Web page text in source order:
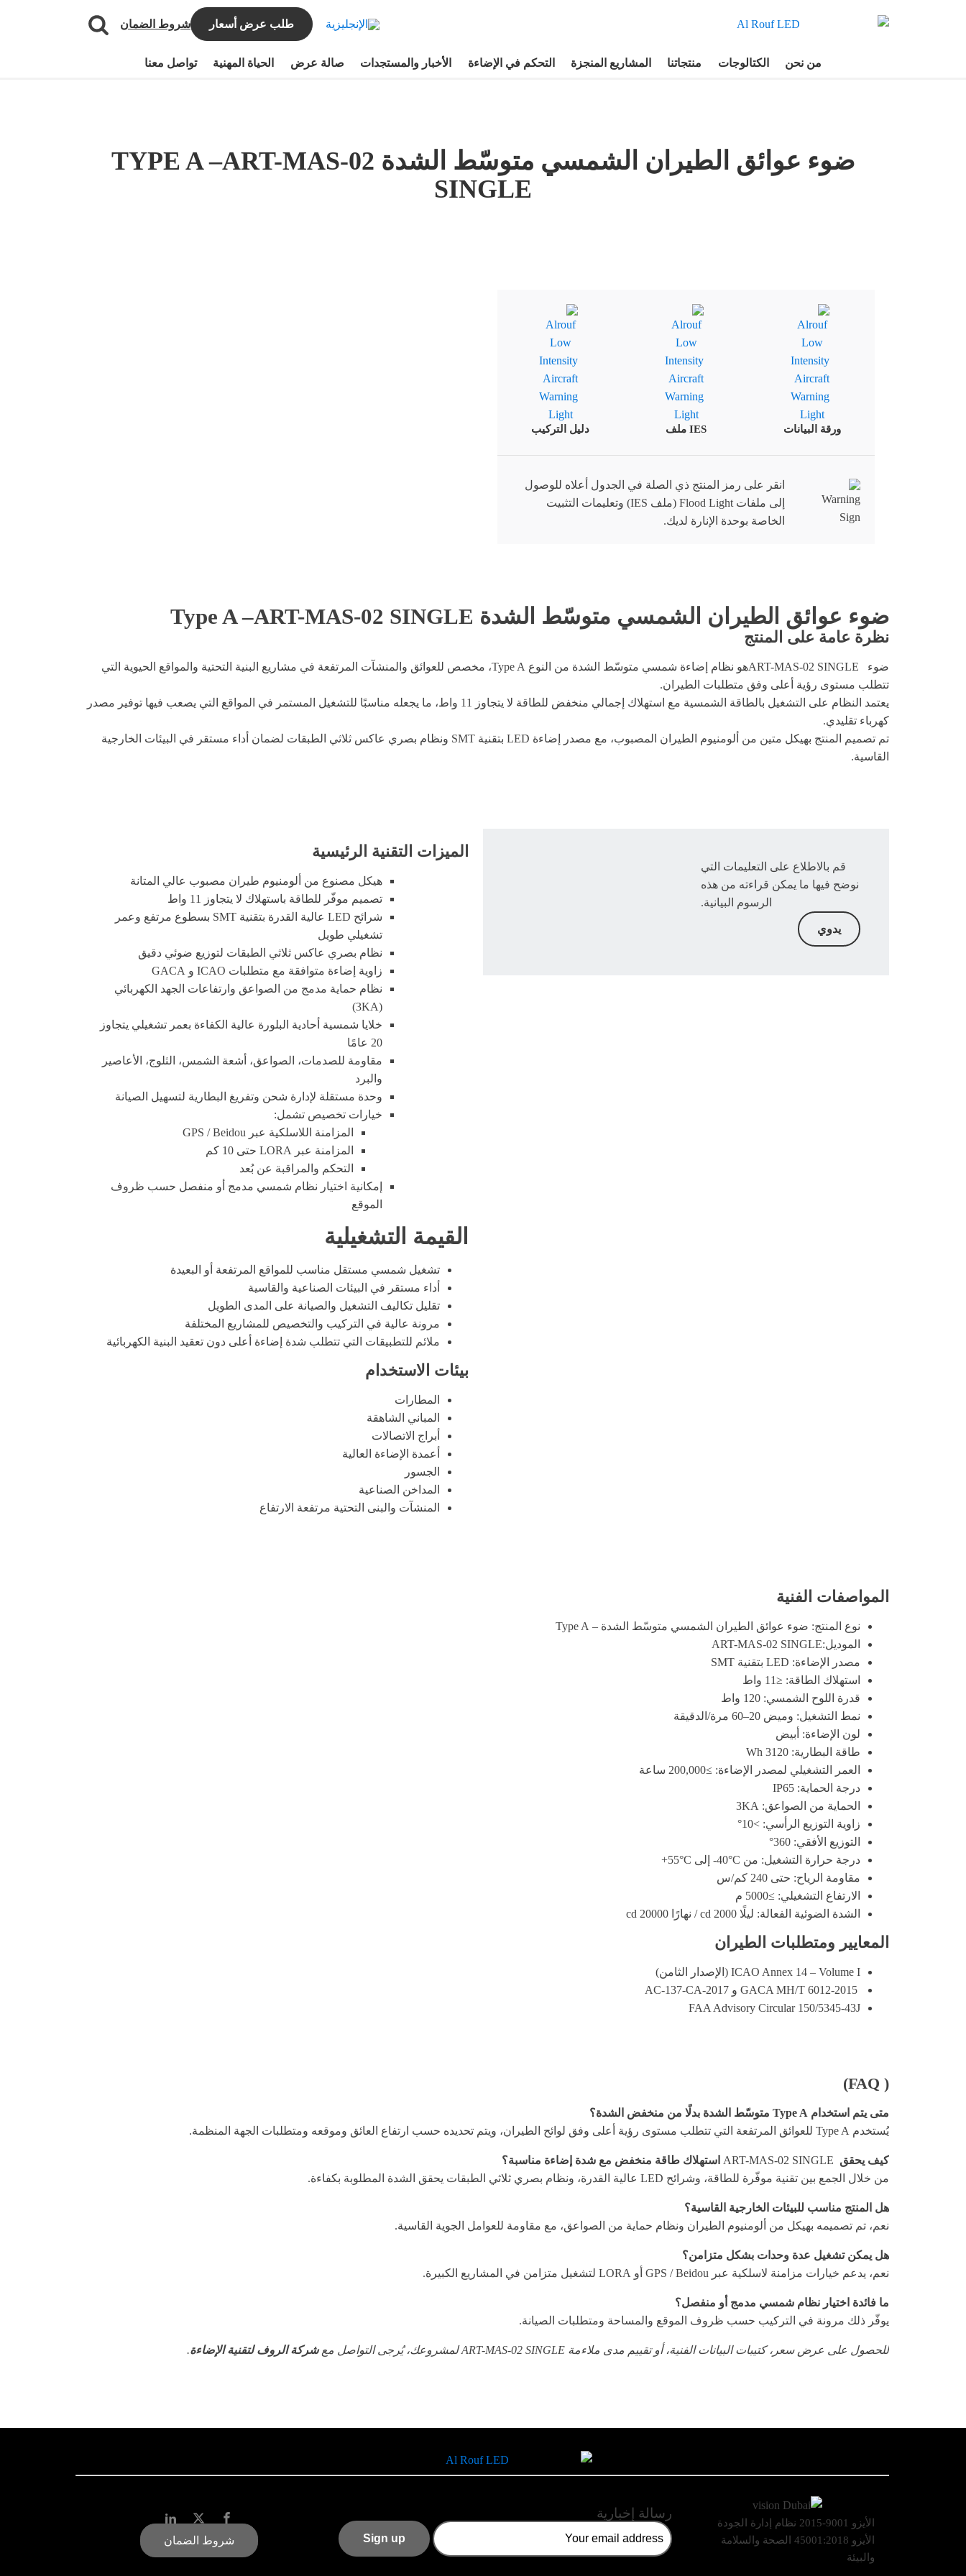
طلب عرض أسعار شروط الضمان
من نحن الكتالوجات منتجاتنا المشاريع المنجزة التحكم في الإضاءة الأخبار والمستجدات صالة عرض الحياة المهنية تواصل معنا
ضوء عوائق الطيران الشمسي متوسّط الشدة TYPE A –ART-MAS-02
SINGLE
ورقة البيانات IES ملف دليل التركيب
انقر على رمز المنتج ذي الصلة في الجدول أعلاه للوصول
إلى ملفات Flood Light (ملف IES) وتعليمات التثبيت
الخاصة بوحدة الإنارة لديك.
ضوء عوائق الطيران الشمسي متوسّط الشدة Type A –ART-MAS-02 SINGLE
نظرة عامة على المنتج
ضوء
ART-MAS-02 SINGLEهو نظام إضاءة شمسي متوسّط الشدة من النوع Type A، مخصص للعوائق والمنشآت المرتفعة في مشاريع البنية التحتية والمواقع الحيوية التي
تتطلب مستوى رؤية أعلى وفق متطلبات الطيران.
يعتمد النظام على التشغيل بالطاقة الشمسية مع استهلاك إجمالي منخفض للطاقة لا يتجاوز 11 واط، ما يجعله مناسبًا للتشغيل المستمر في المواقع التي يصعب فيها توفير مصدر
كهرباء تقليدي.
تم تصميم المنتج بهيكل متين من ألومنيوم الطيران المصبوب، مع مصدر إضاءة LED بتقنية SMT ونظام بصري عاكس ثلاثي الطبقات لضمان أداء مستقر في البيئات الخارجية
القاسية.
الميزات التقنية الرئيسية
هيكل مصنوع من ألومنيوم طيران مصبوب عالي المتانة
تصميم موفّر للطاقة باستهلاك لا يتجاوز 11 واط
شرائح LED عالية القدرة بتقنية SMT بسطوع مرتفع وعمر
تشغيلي طويل
نظام بصري عاكس ثلاثي الطبقات لتوزيع ضوئي دقيق
زاوية إضاءة متوافقة مع متطلبات ICAO و GACA
نظام حماية مدمج من الصواعق وارتفاعات الجهد الكهربائي
(3KA)
خلايا شمسية أحادية البلورة عالية الكفاءة بعمر تشغيلي يتجاوز
20 عامًا
مقاومة للصدمات، الصواعق، أشعة الشمس، الثلوج، الأعاصير
والبرد
وحدة مستقلة لإدارة شحن وتفريغ البطارية لتسهيل الصيانة
خيارات تخصيص تشمل:
المزامنة اللاسلكية عبر GPS / Beidou
المزامنة عبر LORA حتى 10 كم
التحكم والمراقبة عن بُعد
إمكانية اختيار نظام شمسي مدمج أو منفصل حسب ظروف
الموقع
القيمة التشغيلية
تشغيل شمسي مستقل مناسب للمواقع المرتفعة أو البعيدة
أداء مستقر في البيئات الصناعية والقاسية
تقليل تكاليف التشغيل والصيانة على المدى الطويل
مرونة عالية في التركيب والتخصيص للمشاريع المختلفة
ملائم للتطبيقات التي تتطلب شدة إضاءة أعلى دون تعقيد البنية الكهربائية
بيئات الاستخدام
المطارات
المباني الشاهقة
أبراج الاتصالات
أعمدة الإضاءة العالية
الجسور
المداخن الصناعية
المنشآت والبنى التحتية مرتفعة الارتفاع
قم بالاطلاع على التعليمات التي
نوضح فيها ما يمكن قراءته من هذه
الرسوم البيانية.
يدوي
المواصفات الفنية
نوع المنتج: ضوء عوائق الطيران الشمسي متوسّط الشدة – Type A
الموديل:ART-MAS-02 SINGLE
مصدر الإضاءة: LED بتقنية SMT
استهلاك الطاقة: ≤11 واط
قدرة اللوح الشمسي: 120 واط
نمط التشغيل: وميض 20–60 مرة/الدقيقة
لون الإضاءة: أبيض
طاقة البطارية: 3120 Wh
العمر التشغيلي لمصدر الإضاءة: ≥200,000 ساعة
درجة الحماية: IP65
الحماية من الصواعق: 3KA
زاوية التوزيع الرأسي: >10°
التوزيع الأفقي: 360°
درجة حرارة التشغيل: من ‎-40°C إلى ‎+55°C
مقاومة الرياح: حتى 240 كم/س
الارتفاع التشغيلي: ≥5000 م
الشدة الضوئية الفعالة: ليلًا 2000 cd / نهارًا 20000 cd
المعايير ومتطلبات الطيران
ICAO Annex 14 – Volume I (الإصدار الثامن)
FAA Advisory Circular 150/5345-43J
( FAQ)
متى يتم استخدام Type A متوسّط الشدة بدلًا من منخفض الشدة؟
يُستخدم Type A للعوائق المرتفعة التي تتطلب مستوى رؤية أعلى وفق لوائح الطيران، ويتم تحديده حسب ارتفاع العائق وموقعه ومتطلبات الجهة المنظمة.
كيف يحقق ART-MAS-02 SINGLE استهلاك طاقة منخفض مع شدة إضاءة مناسبة؟
من خلال الجمع بين تقنية موفّرة للطاقة، وشرائح LED عالية القدرة، ونظام بصري ثلاثي الطبقات يحقق الشدة المطلوبة بكفاءة.
هل المنتج مناسب للبيئات الخارجية القاسية؟
نعم، تم تصميمه بهيكل من ألومنيوم الطيران ونظام حماية من الصواعق، مع مقاومة للعوامل الجوية القاسية.
هل يمكن تشغيل عدة وحدات بشكل متزامن؟
نعم، يدعم خيارات مزامنة لاسلكية عبر GPS / Beidou أو LORA لتشغيل متزامن في المشاريع الكبيرة.
ما فائدة اختيار نظام شمسي مدمج أو منفصل؟
يوفّر ذلك مرونة في التركيب حسب ظروف الموقع والمساحة ومتطلبات الصيانة.
للحصول على عرض سعر، كتيبات البيانات الفنية، أو تقييم مدى ملاءمة ART-MAS-02 SINGLE لمشروعك، يُرجى التواصل مع شركة الروف لتقنية الإضاءة.
الأيزو 9001-2015 نظام إدارة الجودة
الأيزو 45001:2018 الصحة والسلامة
والبيئة
رسالة إخبارية
شروط الضمان